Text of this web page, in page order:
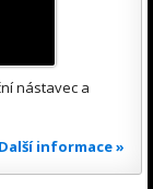
nástavec a
Další informace »